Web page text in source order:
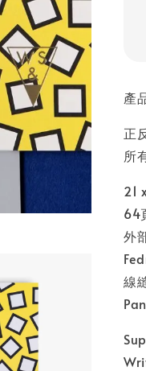
產
正
所
21
64
外
線